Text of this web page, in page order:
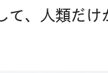
て、人類だけ